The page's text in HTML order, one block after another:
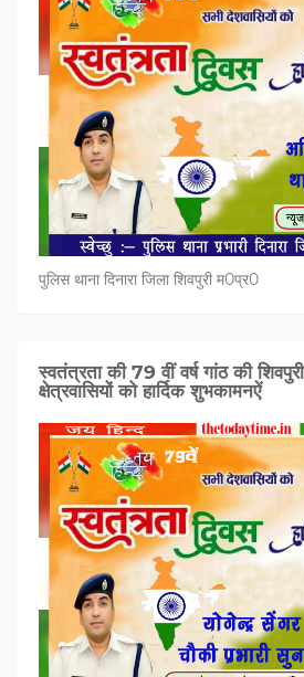
पुलिस थाना दिनारा जिला शिवपुरी म0प्र0
स्वतंत्रता की 79 वीं वर्ष गांठ की
क्षेत्रवासियों को हार्दिक शुभकामनऐं